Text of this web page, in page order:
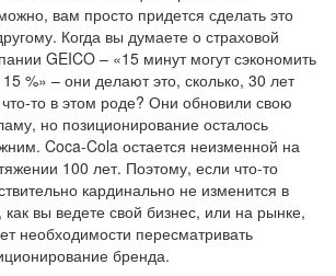
вам просто придется сделать это
Когда вы думаете о страховой
GEICO – «15 минут могут сэкономить
%» – они делают это, сколько, 30 лет
то в этом роде? Они обновили свою
но позиционирование осталось
Coca-Cola остается неизменной на
100 лет. Поэтому, если что-то
кардинально не изменится в
как вы ведете свой бизнес, или на рынке,
необходимости пересматривать
бренда.